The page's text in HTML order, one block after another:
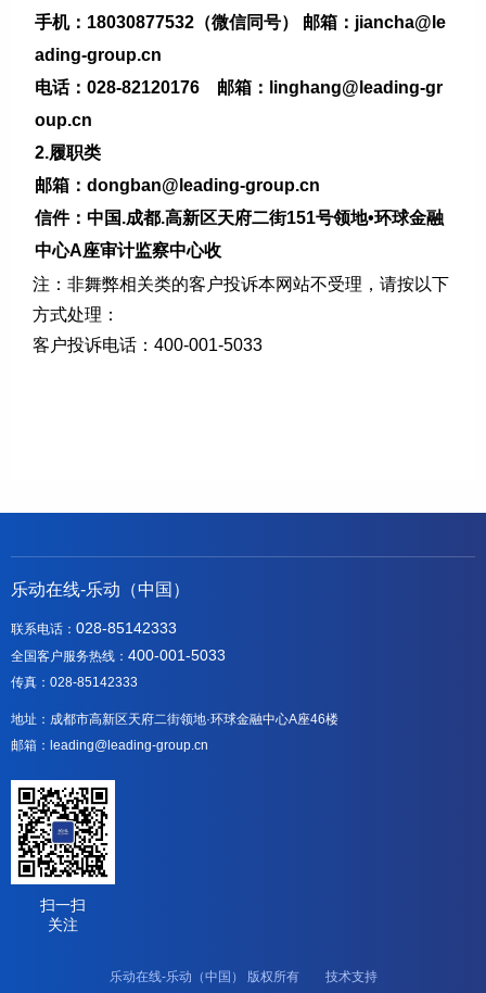
手机：18030877532（微信同号） 邮箱：jiancha@le
ading-group.cn
电话：028-82120176 邮箱：linghang@leading-gr
oup.cn
2.履职类
邮箱：dongban@leading-group.cn
信件：中国.成都.高新区天府二街151号领地•环球金融
中心A座审计监察中心收
注：非舞弊相关类的客户投诉本网站不受理，请按以下
方式处理：
客户投诉电话：400-001-5033
乐动在线-乐动（中国）
联系电话： 028-85142333
全国客户服务热线： 400-001-5033
传真：028-85142333
地址：成都市高新区天府二街领地·环球金融中心A座46楼
邮箱：leading@leading-group.cn
扫一扫
关注
乐动在线-乐动（中国） 版权所有 技术支持